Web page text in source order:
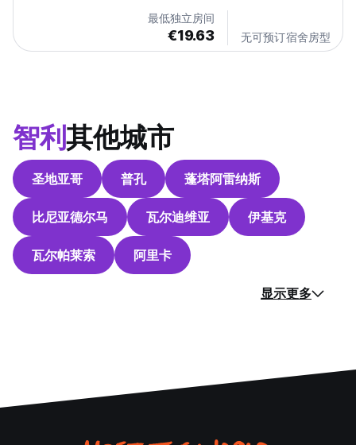
最低独立房间
€19.63 无可预订宿舍房型
智利其他城市
圣地亚哥 普孔 蓬塔阿雷纳斯
比尼亚德尔马 瓦尔迪维亚 伊基克
瓦尔帕莱索 阿里卡
显示更多